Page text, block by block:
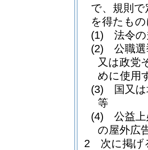
で、規則
を得たも
(1)
法令
(2)
公職
又は政党
めに使用
(3)
国又
等
(4)
公益
の屋外広
2
次に掲げ